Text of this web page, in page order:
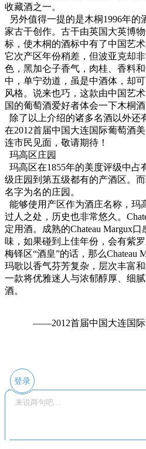
收藏酒之一。
另外值得一提的是木桐1996年
家古干创作。古干由英国大英博
标，使木桐的酒标中有了中国艺
它次产区年份稍差，但波亚克却
色，黑加仑子香气，肉桂、香料
中，单宁劲道，虽是中酒体，却
风格。说来也巧，这款由中国艺
国的葡萄酒爱好者体会一下木桐酒
除了以上介绍的诸多名酒以外还
在2012首届中国大连国际葡萄酒
连市民见面，敬请期待！
玛高区庄园
玛高区在1855年的美度评级中占
级庄园到第五级都有的产酒区。
名字为名的庄园。
能够使用产区作为酒庄名称，玛
过人之处，历史也非常悠久。
定用酒。成熟的Chateau Margux
味，如果碰到上佳年份，会有紫
梅铎区“酒皇”的话，那么Chateau
玛歌以香气芬芳复杂，层次丰富
一款将优雅迷人与浓郁醇厚、细
酒。
——2012首届中国大连国
登录